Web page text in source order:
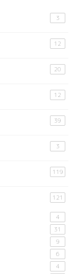
3
12
20
12
39
3
119
121
4
31
9
6
4